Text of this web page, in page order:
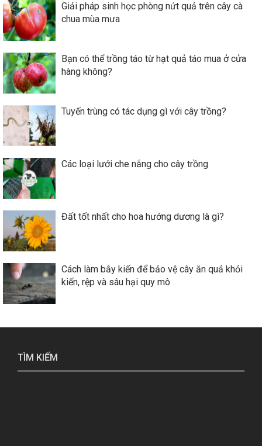
Giải pháp sinh học phòng nứt quả trên cây cà
chua mùa mưa
Bạn có thể trồng táo từ hạt quả táo mua ở cửa
hàng không?
Tuyến trùng có tác dụng gì với cây trồng?
Các loại lưới che nắng cho cây trồng
Đất tốt nhất cho hoa hướng dương là gì?
Cách làm bẫy kiến để bảo vệ cây ăn quả khỏi
kiến, rệp và sâu hại quy mô
TÌM KIẾM